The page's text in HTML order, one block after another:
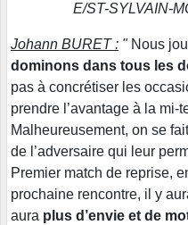
E/ST-SYLVAIN-
Johann BURET : " Nous
dominons dans tous les
pas à concrétiser les
prendre l’avantage à la mi-
Malheureusement, on se
de l’adversaire qui leur
Premier match de reprise,
prochaine rencontre, il y
aura plus d’envie et de